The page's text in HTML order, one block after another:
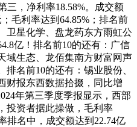
三，净利率18.58%。成交额
毛利率达到64.85%；排名前
卫星化学、盘龙药东方雨虹公
亿！排名前10的还有：广信
域生态、龙佰集南方财富网声
名前10的还有：锡业股份、
财报东西数据拾掇，同比增
年第三季度季报显示，西部
投资者据此操做，毛利率
排名中，成交额达到22.74亿